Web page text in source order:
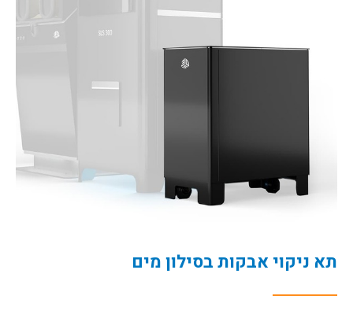
תא ניקוי אבקות בסילון מים